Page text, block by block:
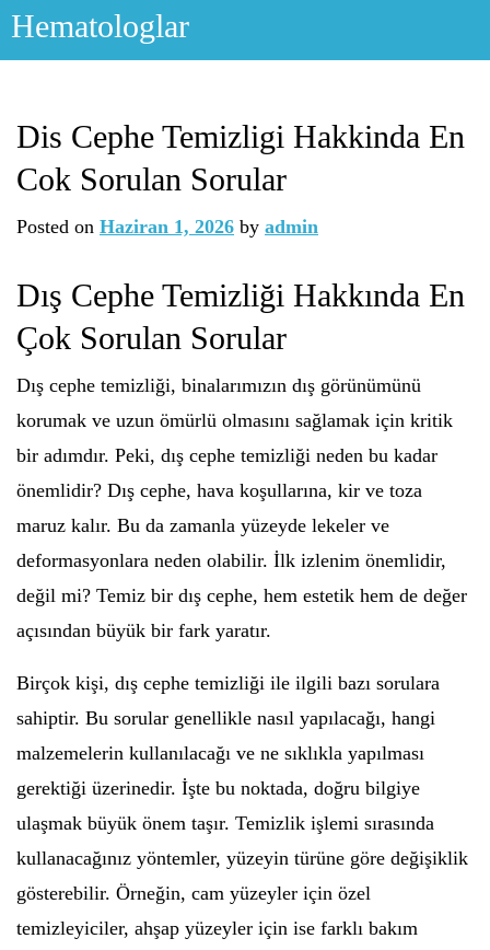
Skip
Hematologlar
Dis Cephe Temizligi Hakkinda En
Cok Sorulan Sorular
Posted on Haziran 1, 2026 by admin
Dış Cephe Temizliği Hakkında En
Çok Sorulan Sorular
Dış cephe temizliği, binalarımızın dış görünümünü
korumak ve uzun ömürlü olmasını sağlamak için kritik
bir adımdır. Peki, dış cephe temizliği neden bu kadar
önemlidir? Dış cephe, hava koşullarına, kir ve toza
maruz kalır. Bu da zamanla yüzeyde lekeler ve
deformasyonlara neden olabilir. İlk izlenim önemlidir,
değil mi? Temiz bir dış cephe, hem estetik hem de değer
açısından büyük bir fark yaratır.
Birçok kişi, dış cephe temizliği ile ilgili bazı sorulara
sahiptir. Bu sorular genellikle nasıl yapılacağı, hangi
malzemelerin kullanılacağı ve ne sıklıkla yapılması
gerektiği üzerinedir. İşte bu noktada, doğru bilgiye
ulaşmak büyük önem taşır. Temizlik işlemi sırasında
kullanacağınız yöntemler, yüzeyin türüne göre değişiklik
gösterebilir. Örneğin, cam yüzeyler için özel
temizleyiciler, ahşap yüzeyler için ise farklı bakım